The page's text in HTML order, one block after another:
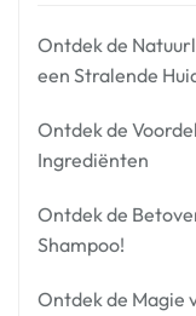
Ontdek de
een Stralende
Ontdek de
Ingrediënten
Ontdek de
Shampoo!
Ontdek de Magie